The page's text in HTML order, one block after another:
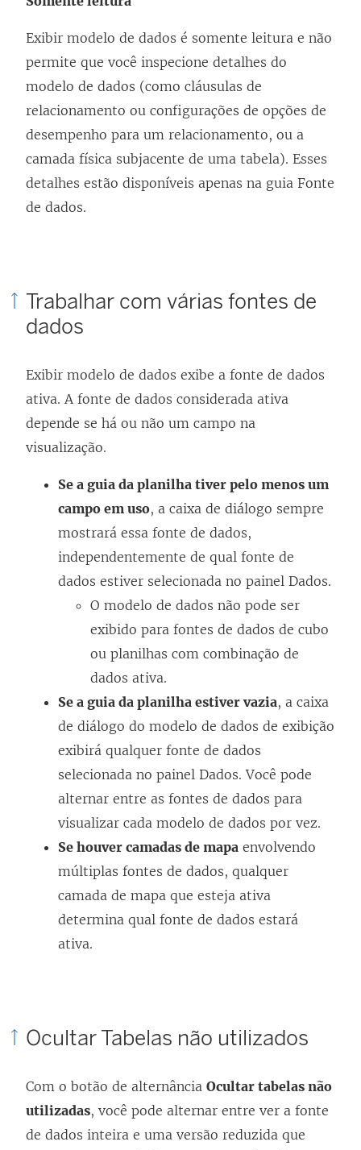
Exibir modelo de dados é somente leitura e não
permite que você inspecione detalhes do
modelo de dados (como cláusulas de
relacionamento ou configurações de opções de
desempenho para um relacionamento, ou a
camada física subjacente de uma tabela). Esses
detalhes estão disponíveis apenas na guia Fonte
de dados.
Trabalhar com várias fontes de
dados
Exibir modelo de dados exibe a fonte de dados
ativa. A fonte de dados considerada ativa
depende se há ou não um campo na
visualização.
Se a guia da planilha tiver pelo menos um
campo em uso, a caixa de diálogo sempre
mostrará essa fonte de dados,
independentemente de qual fonte de
dados estiver selecionada no painel Dados.
O modelo de dados não pode ser
exibido para fontes de dados de cubo
ou planilhas com combinação de
dados ativa.
Se a guia da planilha estiver vazia, a caixa
de diálogo do modelo de dados de exibição
exibirá qualquer fonte de dados
selecionada no painel Dados. Você pode
alternar entre as fontes de dados para
visualizar cada modelo de dados por vez.
Se houver camadas de mapa envolvendo
múltiplas fontes de dados, qualquer
camada de mapa que esteja ativa
determina qual fonte de dados estará
ativa.
Ocultar Tabelas não utilizados
Com o botão de alternância Ocultar tabelas não
utilizadas, você pode alternar entre ver a fonte
de dados inteira e uma versão reduzida que